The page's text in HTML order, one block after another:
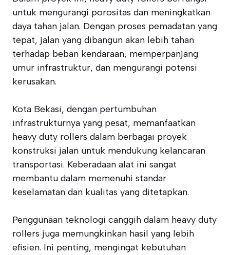
untuk mengurangi porositas dan meningkatkan
daya tahan jalan. Dengan proses pemadatan yang
tepat, jalan yang dibangun akan lebih tahan
terhadap beban kendaraan, memperpanjang
umur infrastruktur, dan mengurangi potensi
kerusakan.
Kota Bekasi, dengan pertumbuhan
infrastrukturnya yang pesat, memanfaatkan
heavy duty rollers dalam berbagai proyek
konstruksi jalan untuk mendukung kelancaran
transportasi. Keberadaan alat ini sangat
membantu dalam memenuhi standar
keselamatan dan kualitas yang ditetapkan.
Penggunaan teknologi canggih dalam heavy duty
rollers juga memungkinkan hasil yang lebih
efisien. Ini penting, mengingat kebutuhan